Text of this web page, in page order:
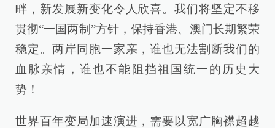
畔，新发展新变化令人欣喜。我们将坚定不移
贯彻“一国两制”方针，保持香港、澳门长期繁荣
稳定。两岸同胞一家亲，谁也无法割断我们的
血脉亲情，谁也不能阻挡祖国统一的历史大
势！
世界百年变局加速演进，需要以宽广胸襟超越